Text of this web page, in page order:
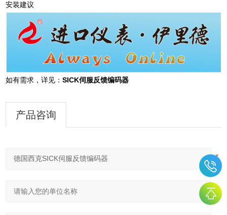
安装建议
如有需求，详见：SICK伺服反馈编码器
产品咨询